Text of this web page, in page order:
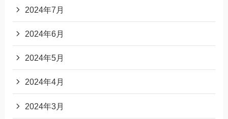
2024年7月
2024年6月
2024年5月
2024年4月
2024年3月